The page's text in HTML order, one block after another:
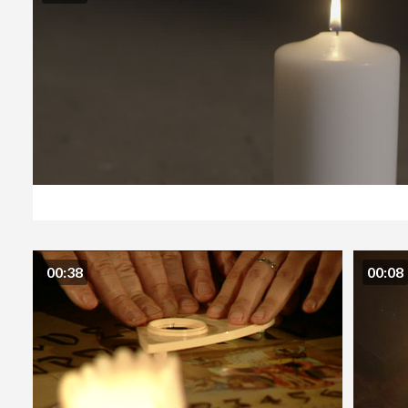
00:38 00:08